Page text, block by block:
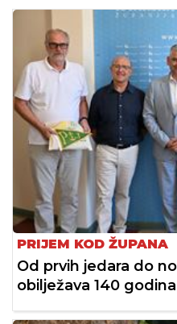
PRIJEM KOD ŽUPANA
Od prvih jedara do
obilježava 140